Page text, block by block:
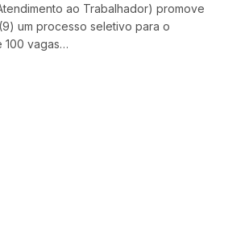
ao Trabalhador) promove
um processo seletivo para o
100 vagas…